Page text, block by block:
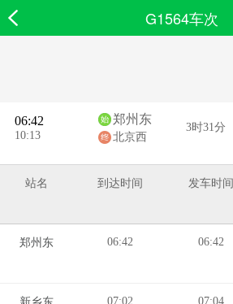
G1564车次
06:42
10:13
郑州东
北京西
3时31分
站名 到达时间 发车时间
郑州东 06:42 06:42
07:02 07:04